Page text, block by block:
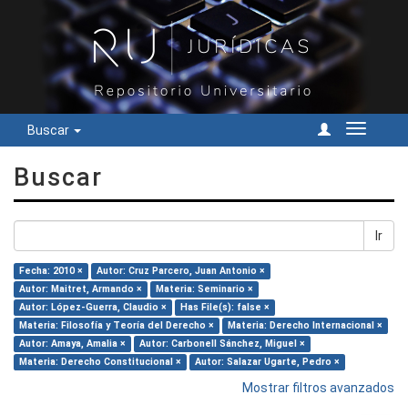
Buscar
Cambiar
Buscar
Ir
Fecha: 2010 ×
Autor: Cruz Parcero, Juan Antonio ×
Autor: Maitret, Armando ×
Materia: Seminario ×
Autor: López-Guerra, Claudio ×
Has File(s): false ×
Materia: Filosofía y Teoría del Derecho ×
Materia: Derecho Internacional ×
Autor: Amaya, Amalia ×
Autor: Carbonell Sánchez, Miguel ×
Materia: Derecho Constitucional ×
Autor: Salazar Ugarte, Pedro ×
Mostrar filtros avanzados